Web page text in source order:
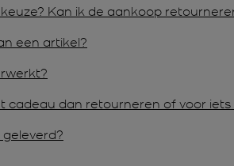
Kan ik de aankoop
een artikel?
cadeau dan retourneren of voor iets